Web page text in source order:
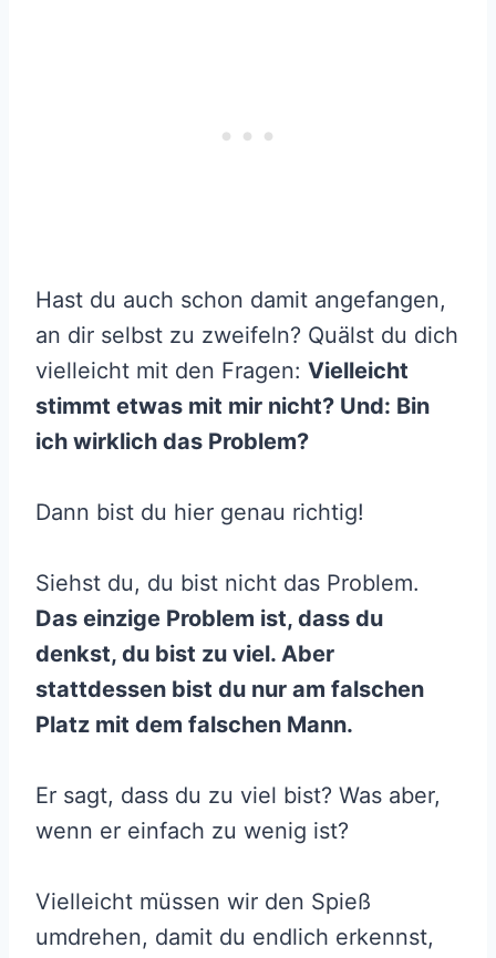
Hast du auch schon damit angefangen,
an dir selbst zu zweifeln? Quälst du dich
vielleicht mit den Fragen: Vielleicht
stimmt etwas mit mir nicht? Und: Bin
ich wirklich das Problem?
Dann bist du hier genau richtig!
Siehst du, du bist nicht das Problem.
Das einzige Problem ist, dass du
denkst, du bist zu viel. Aber
stattdessen bist du nur am falschen
Platz mit dem falschen Mann.
Er sagt, dass du zu viel bist? Was aber,
wenn er einfach zu wenig ist?
Vielleicht müssen wir den Spieß
umdrehen, damit du endlich erkennst,